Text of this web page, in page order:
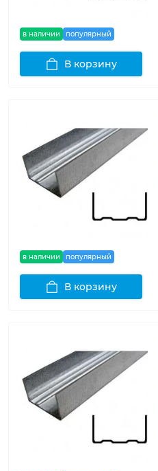
в наличии популярный
В корзину
в наличии популярный
В корзину